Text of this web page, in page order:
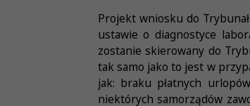
Projekt wniosku do
ustawie o diagnostyce
zostanie skierowany do
tak samo jako to jest w
jak: braku płatnych
niektórych samorządów